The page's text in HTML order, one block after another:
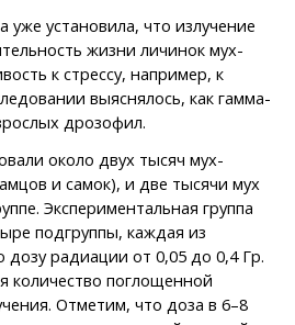
уже установила, что излучение
жизни личинок мух-
к стрессу, например, к
выяснялось, как гамма-
дрозофил.
около двух тысяч мух-
и самок), и две тысячи мух
Экспериментальная группа
подгруппы, каждая из
дозу радиации от 0,05 до 0,4 Гр.
количество поглощенной
Отметим, что доза в 6–8